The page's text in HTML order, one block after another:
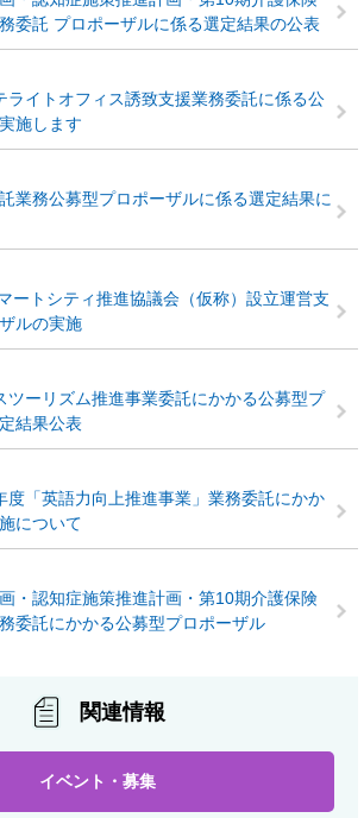
委託 プロポーザルに係る選定結果の公表
ライトオフィス誘致支援業務委託に係る公
施します
業務公募型プロポーザルに係る選定結果に
ートシティ推進協議会（仮称）設立運営支
ルの実施
ツーリズム推進事業委託にかかる公募型プ
結果公表
度「英語力向上推進事業」業務委託にかか
について
・認知症施策推進計画・第10期介護保険
委託にかかる公募型プロポーザル
関連情報
イベント・募集